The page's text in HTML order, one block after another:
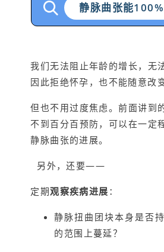
静脉曲张能100%
我们无法阻止年龄的增长，无
因此拒绝怀孕，也不能随意改
但也不用过度焦虑。前面讲到
不到百分百预防，可以在一定
静脉曲张的进展。
另外，还要——
定期观察疾病进展 ：
静脉扭曲团块本身是否
的范围上蔓延？